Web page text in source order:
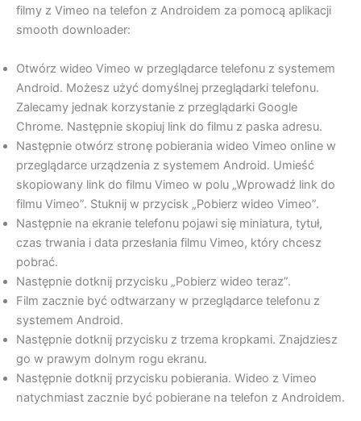
filmy z Vimeo na telefon z Androidem za pomocą aplikacji
smooth downloader:
Otwórz wideo Vimeo w przeglądarce telefonu z systemem
Android. Możesz użyć domyślnej przeglądarki telefonu.
Zalecamy jednak korzystanie z przeglądarki Google
Chrome. Następnie skopiuj link do filmu z paska adresu.
Następnie otwórz stronę pobierania wideo Vimeo online w
przeglądarce urządzenia z systemem Android. Umieść
skopiowany link do filmu Vimeo w polu „Wprowadź link do
filmu Vimeo”. Stuknij w przycisk „Pobierz wideo Vimeo”.
Następnie na ekranie telefonu pojawi się miniatura, tytuł,
czas trwania i data przesłania filmu Vimeo, który chcesz
pobrać.
Następnie dotknij przycisku „Pobierz wideo teraz”.
Film zacznie być odtwarzany w przeglądarce telefonu z
systemem Android.
Następnie dotknij przycisku z trzema kropkami. Znajdziesz
go w prawym dolnym rogu ekranu.
Następnie dotknij przycisku pobierania. Wideo z Vimeo
natychmiast zacznie być pobierane na telefon z Androidem.